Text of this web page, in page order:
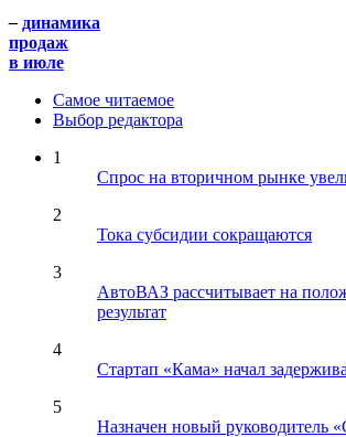
– динамика
продаж
в июле
Самое читаемое
Выбор редактора
1
Спрос на вторичном рынке
2
Тока субсидии сокращаются
3
АвтоВАЗ рассчитывает на
результат
4
Стартап «Кама» начал
5
Назначен новый руководитель